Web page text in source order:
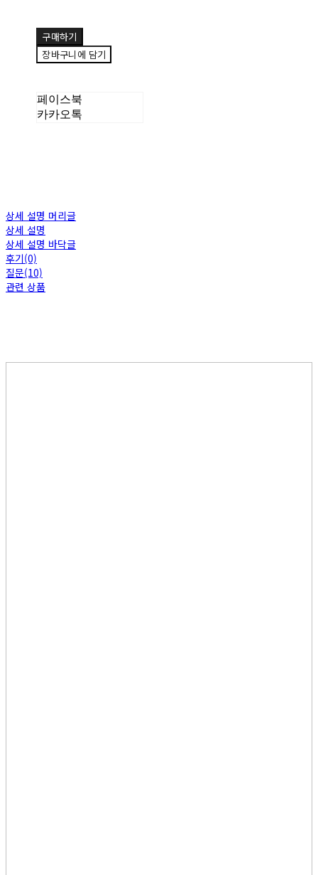
구매하기
장바구니에 담기
페이스북
카카오톡
상세 설명 머리글
상세 설명
상세 설명 바닥글
후기(0)
질문(10)
관련 상품